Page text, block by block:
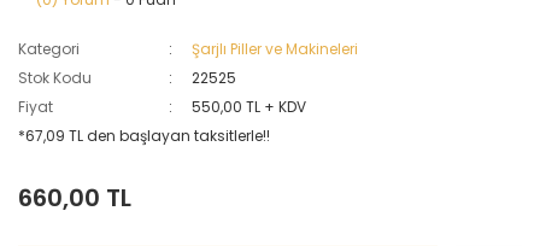
Kategori
Şarjlı Piller ve Makineleri
Stok Kodu
22525
Fiyat
550,00 TL + KDV
*67,09 TL den başlayan taksitlerle!!
660,00 TL